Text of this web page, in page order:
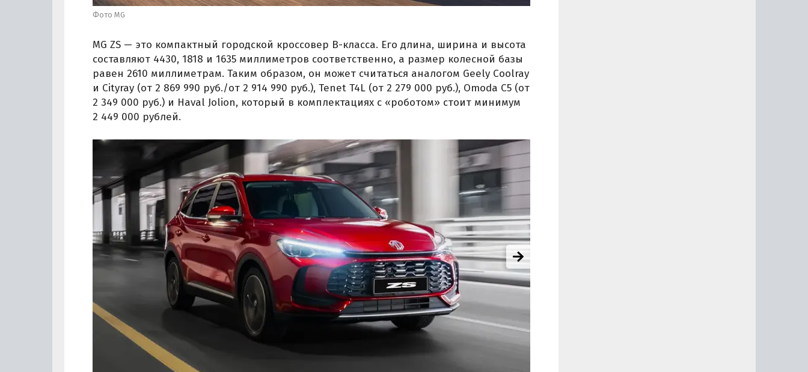
Фото MG
MG ZS — это компактный городской кроссовер B-класса. Его длина, ширина и высота
составляют 4430, 1818 и 1635 миллиметров соответственно, а размер колесной базы
равен 2610 миллиметрам. Таким образом, он может считаться аналогом Geely Coolray
и Cityray (от 2 869 990 руб./от 2 914 990 руб.), Tenet T4L (от 2 279 000 руб.), Omoda C5 (от
2 349 000 руб.) и Haval Jolion, который в комплектациях с «роботом» стоит минимум
2 449 000 рублей.